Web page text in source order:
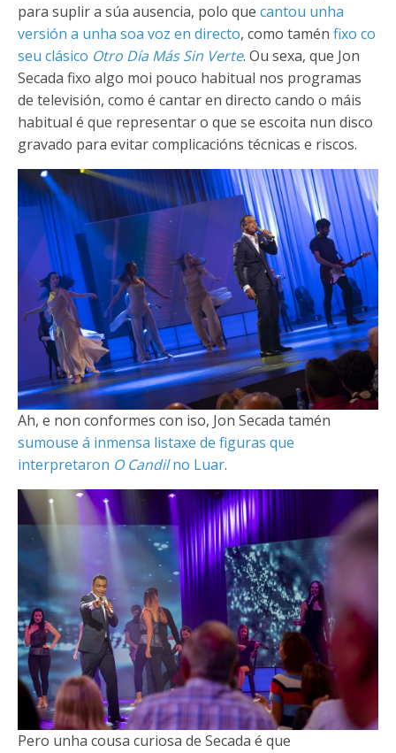
para suplir a súa ausencia, polo que cantou unha
versión a unha soa voz en directo, como tamén fixo co
seu clásico Otro Día Más Sin Verte. Ou sexa, que Jon
Secada fixo algo moi pouco habitual nos programas
de televisión, como é cantar en directo cando o máis
habitual é que representar o que se escoita nun disco
gravado para evitar complicacións técnicas e riscos.
Ah, e non conformes con iso, Jon Secada tamén
sumouse á inmensa listaxe de figuras que
interpretaron O Candilno Luar.
Pero unha cousa curiosa de Secada é que